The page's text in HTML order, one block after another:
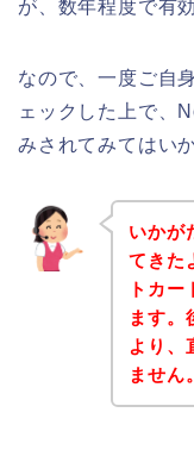
が、数年程度で有
なので、一度ご自
ェックした上で、
みされてみてはい
いかが
てきた
トカ
ます。
より、
ません。